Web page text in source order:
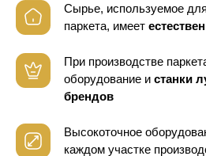
Сырье, используемое
паркета, имеет
При производстве
оборудование и станки
брендов
Высокоточное
каждом участке